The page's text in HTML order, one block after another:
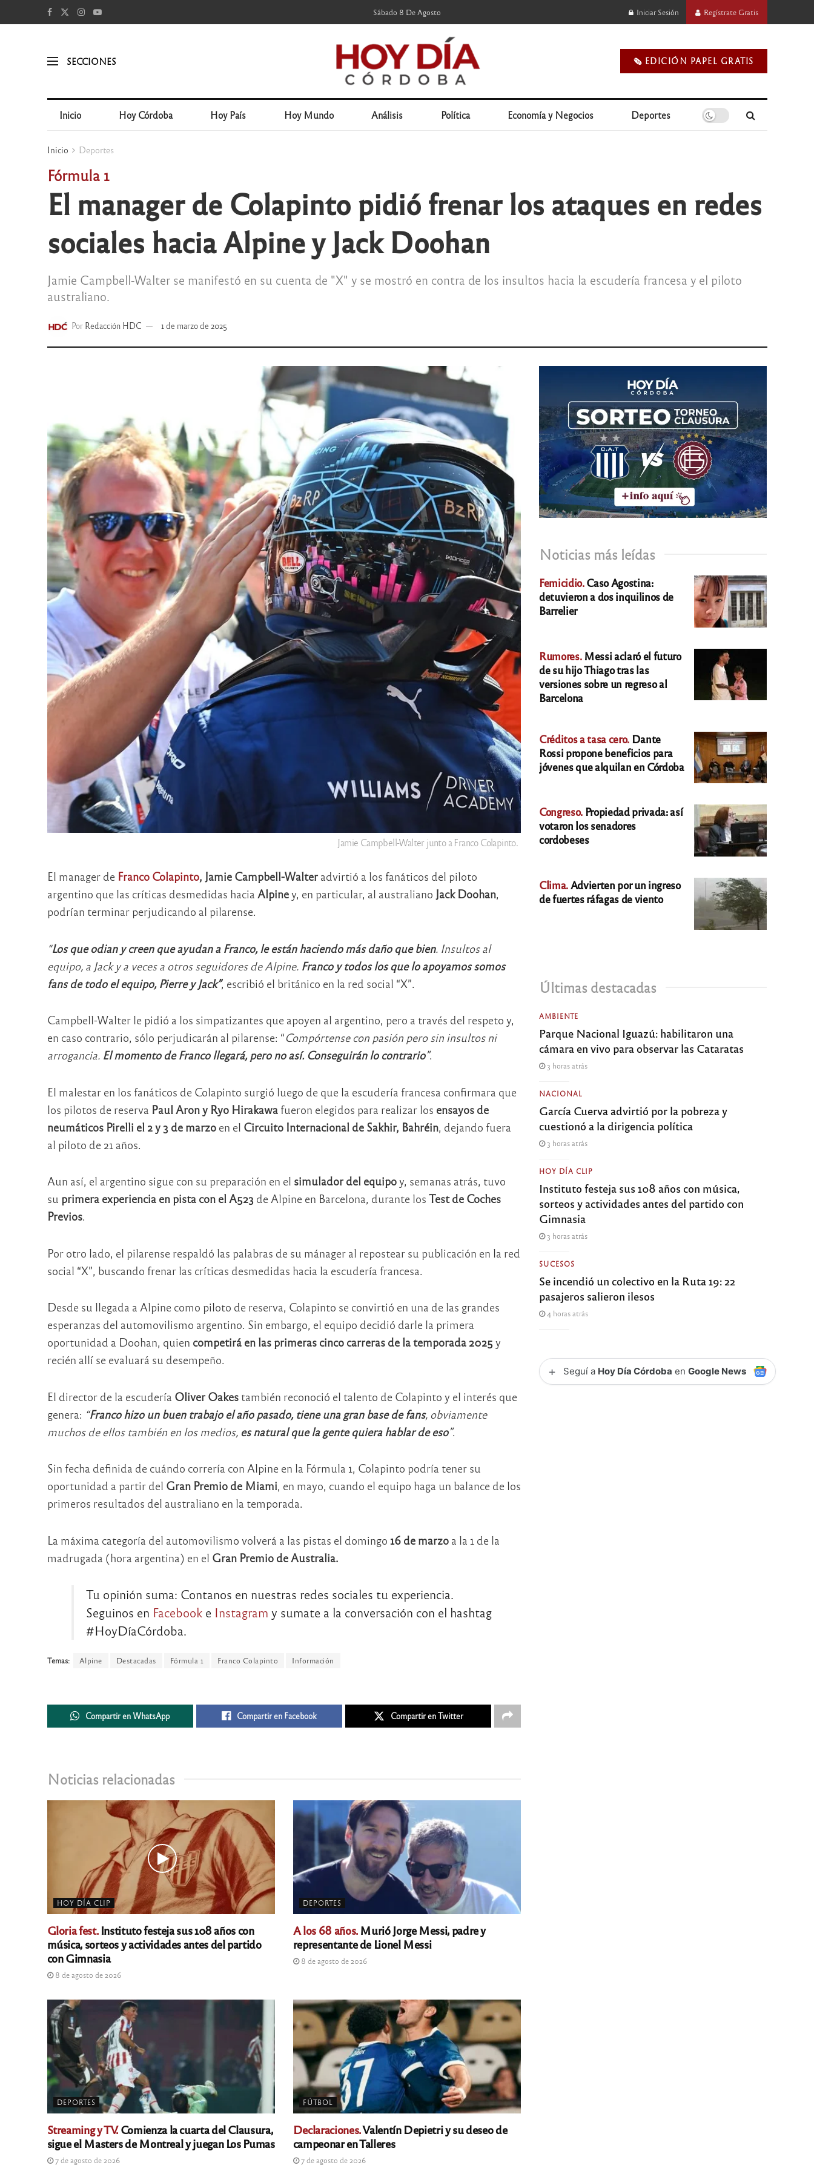
Sábado 8 De Agosto Iniciar Sesión Regístrate Gratis
SECCIONES 🗞️ EDICIÓN PAPEL GRATIS
Inicio Hoy Córdoba Hoy País Hoy Mundo Análisis Política Economía y Negocios Deportes
Inicio Deportes
Fórmula 1
El manager de Colapinto pidió frenar los ataques en redes
sociales hacia Alpine y Jack Doohan
Jamie Campbell-Walter se manifestó en su cuenta de "X" y se mostró en contra de los insultos hacia la escudería francesa y el piloto
australiano.
Por Redacción HDC 1 de marzo de 2025
Jamie Campbell-Walter junto a Franco Colapinto.
El manager de Franco Colapinto, Jamie Campbell-Walteradvirtió a los fanáticos del piloto
argentino que las críticas desmedidas hacia Alpiney, en particular, al australiano Jack Doohan,
podrían terminar perjudicando al pilarense.
“Los que odian y creen que ayudan a Franco, le están haciendo más daño que bien. Insultos al
equipo, a Jack y a veces a otros seguidores de Alpine. Franco y todos los que lo apoyamos somos
fans de todo el equipo, Pierre y Jack”, escribió el británico en la red social “X”.
Campbell-Walter le pidió a los simpatizantes que apoyen al argentino, pero a través del respeto y,
en caso contrario, sólo perjudicarán al pilarense: “Compórtense con pasión pero sin insultos ni
arrogancia. El momento de Franco llegará, pero no así. Conseguirán lo contrario”.
El malestar en los fanáticos de Colapinto surgió luego de que la escudería francesa confirmara que
los pilotos de reserva Paul Aron y Ryo Hirakawafueron elegidos para realizar los ensayos de
neumáticos Pirelli el 2 y 3 de marzoen el Circuito Internacional de Sakhir, Bahréin, dejando fuera
al piloto de 21 años.
Aun así, el argentino sigue con su preparación en el simulador del equipoy, semanas atrás, tuvo
su primera experiencia en pista con el A523 de Alpine en Barcelona, durante los Test de Coches
Previos.
Por otro lado, el pilarense respaldó las palabras de su mánager al repostear su publicación en la red
social “X”, buscando frenar las críticas desmedidas hacia la escudería francesa.
Desde su llegada a Alpine como piloto de reserva, Colapinto se convirtió en una de las grandes
esperanzas del automovilismo argentino. Sin embargo, el equipo decidió darle la primera
oportunidad a Doohan, quien competirá en las primeras cinco carreras de la temporada 2025y
recién allí se evaluará su desempeño.
El director de la escudería Oliver Oakes también reconoció el talento de Colapinto y el interés que
genera: “Franco hizo un buen trabajo el año pasado, tiene una gran base de fans, obviamente
muchos de ellos también en los medios, es natural que la gente quiera hablar de eso”.
Sin fecha definida de cuándo correría con Alpine en la Fórmula 1, Colapinto podría tener su
oportunidad a partir del Gran Premio de Miami, en mayo, cuando el equipo haga un balance de los
primeros resultados del australiano en la temporada.
La máxima categoría del automovilismo volverá a las pistas el domingo 16 de marzo a la 1 de la
madrugada (hora argentina) en el Gran Premio de Australia.
Tu opinión suma: Contanos en nuestras redes sociales tu experiencia.
Seguinos en Facebooke Instagram y sumate a la conversación con el hashtag
#HoyDíaCórdoba.
Temas: Alpine Destacadas Fórmula 1 Franco Colapinto Información
Compartir en WhatsApp Compartir en Facebook Compartir en Twitter
Noticias relacionadas
HOY DÍA CLIP
Gloria fest.Instituto festeja sus 108 años con
música, sorteos y actividades antes del partido
con Gimnasia
8 de agosto de 2026
DEPORTES
A los 68 años.Murió Jorge Messi, padre y
representante de Lionel Messi
8 de agosto de 2026
DEPORTES
Streaming y TV.Comienza la cuarta del Clausura,
sigue el Masters de Montreal y juegan Los Pumas
7 de agosto de 2026
FÚTBOL
Declaraciones.Valentín Depietri y su deseo de
campeonar en Talleres
7 de agosto de 2026
Noticias más leídas
Femicidio.Caso Agostina:
detuvieron a dos inquilinos de
Barrelier
Rumores.Messi aclaró el futuro
de su hijo Thiago tras las
versiones sobre un regreso al
Barcelona
Créditos a tasa cero. Dante
Rossi propone beneficios para
jóvenes que alquilan en Córdoba
Congreso. Propiedad privada: así
votaron los senadores
cordobeses
Clima.Advierten por un ingreso
de fuertes ráfagas de viento
Últimas destacadas
AMBIENTE
Parque Nacional Iguazú: habilitaron una
cámara en vivo para observar las Cataratas
3 horas atrás
NACIONAL
García Cuerva advirtió por la pobreza y
cuestionó a la dirigencia política
3 horas atrás
HOY DÍA CLIP
Instituto festeja sus 108 años con música,
sorteos y actividades antes del partido con
Gimnasia
3 horas atrás
SUCESOS
Se incendió un colectivo en la Ruta 19: 22
pasajeros salieron ilesos
4 horas atrás
+ Seguí a Hoy Día Córdoba enGoogle News